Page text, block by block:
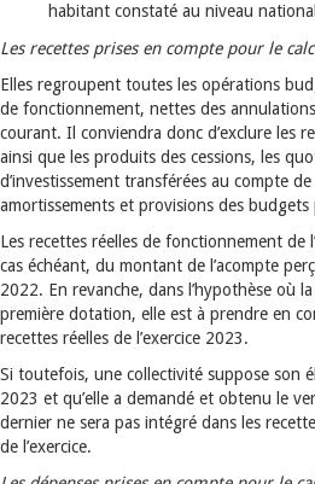
habitant constaté au niveau
Les recettes prises en compte pour le
Elles regroupent toutes les opérations
de fonctionnement, nettes des
courant. Il conviendra donc d’exclure les
ainsi que les produits des cessions, les
d’investissement transférées au compte
amortissements et provisions des budgets
Les recettes réelles de fonctionnement de
cas échéant, du montant de l’acompte
2022. En revanche, dans l’hypothèse où
première dotation, elle est à prendre en
recettes réelles de l’exercice 2023.
Si toutefois, une collectivité suppose son
2023 et qu’elle a demandé et obtenu le
dernier ne sera pas intégré dans les
de l’exercice.